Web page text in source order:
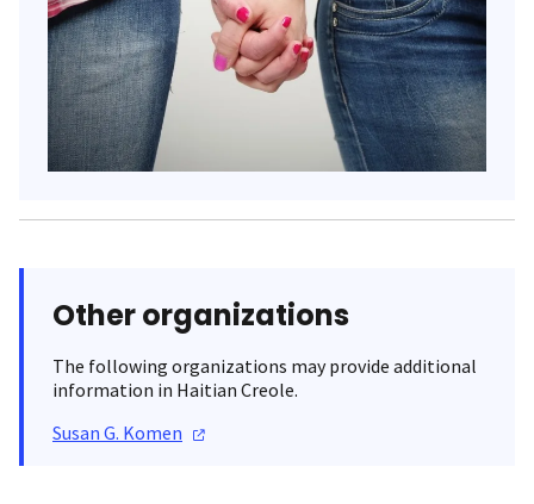
Other organizations
The following organizations may provide additional
information in Haitian Creole.
Susan G. Komen